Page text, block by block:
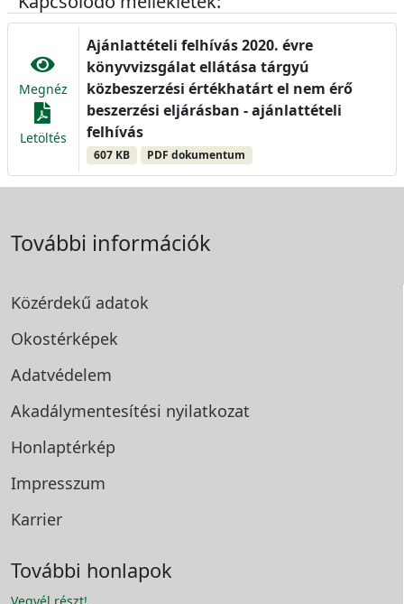
Megnéz
Letöltés
Ajánlattételi felhívás 2020. évre
könyvvizsgálat ellátása tárgyú
közbeszerzési értékhatárt el nem érő
beszerzési eljárásban - ajánlattételi
felhívás
607 KB PDF dokumentum
További információk
Közérdekű adatok
Okostérképek
Adatvédelem
Akadálymentesítési nyilatkozat
Honlaptérkép
Impresszum
Karrier
További honlapok